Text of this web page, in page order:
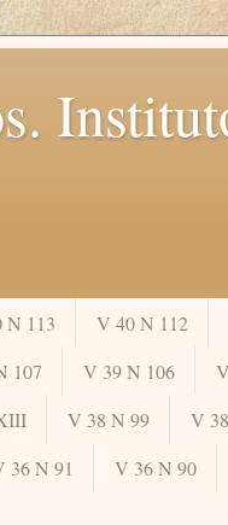
N 113
V 40 N 112
107 V 39 N 106
V 38 N 99
V
36 N 91 V 36 N 90